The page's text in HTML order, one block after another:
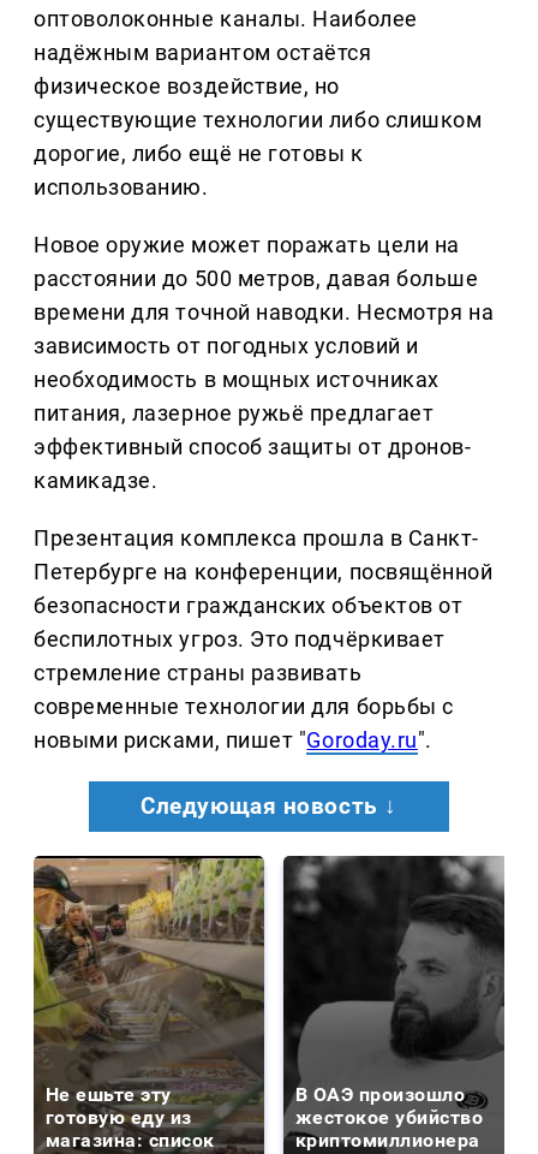
оптоволоконные каналы. Наиболее
надёжным вариантом остаётся
физическое воздействие, но
существующие технологии либо слишком
дорогие, либо ещё не готовы к
использованию.
Новое оружие может поражать цели на
расстоянии до 500 метров, давая больше
времени для точной наводки. Несмотря на
зависимость от погодных условий и
необходимость в мощных источниках
питания, лазерное ружьё предлагает
эффективный способ защиты от дронов-
камикадзе.
Презентация комплекса прошла в Санкт-
Петербурге на конференции, посвящённой
безопасности гражданских объектов от
беспилотных угроз. Это подчёркивает
стремление страны развивать
современные технологии для борьбы с
новыми рисками, пишет "Goroday.ru".
Следующая новость ↓
Не ешьте эту
готовую еду из
магазина: список
В ОАЭ произошло
жестокое убийство
криптомиллионера